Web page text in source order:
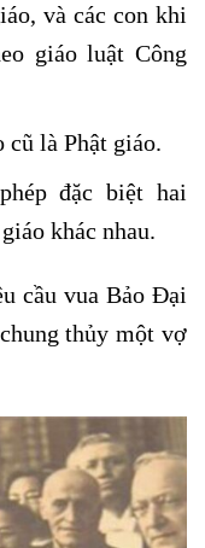
và các con khi
giáo luật Công
là Phật giáo.
đặc biệt hai
khác nhau.
cầu vua Bảo Đại
thủy một vợ